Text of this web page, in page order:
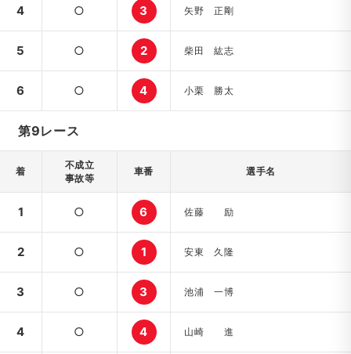
4 ○ 3 矢野 正剛
5 ○ 2 柴田 紘志
6 ○ 4 小栗 勝太
第9レース
着
不成立
事故等
車番 選手名
1 ○ 6 佐藤 励
2 ○ 1 安東 久隆
3 ○ 3 池浦 一博
4 ○ 4 山崎 進